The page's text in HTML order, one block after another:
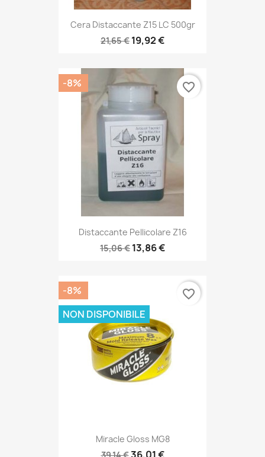
Cera Distaccante Z15 LC 500gr
21,65 € 19,92 €
Distaccante Pellicolare Z16
15,06 € 13,86 €
-8% favorite_border
Miracle Gloss MG8
-8%
NON DISPONIBILE
favorite_border